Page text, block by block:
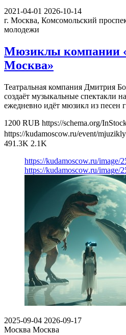
2021-04-01 2026-10-14
г. Москва, Комсомольский
молодежи
Мюзиклы компании
Москва»
Театральная компания Дмитрия
создаёт музыкальные спектакли
ежедневно идёт мюзикл из
1200 RUB https://schema.org/
https://kudamoscow.ru/event/
491.3K 2.1K
https://kudamoscow.ru/image/
https://kudamoscow.ru/image/
2025-09-04 2026-09-17
Москва Москва